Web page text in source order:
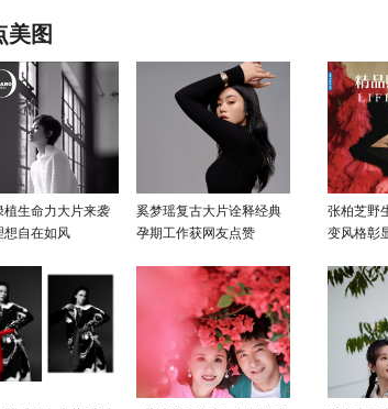
美图
植生命力大片来袭
想自在如风
奚梦瑶复古大片诠释经典
孕期工作获网友点赞
张柏芝野
变风格彰